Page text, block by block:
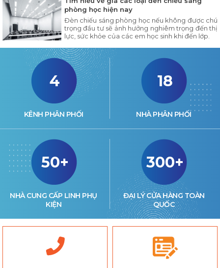
phòng học hiện nay
Đèn chiếu sáng phòng học nếu không được chú
trọng đầu tư sẽ ảnh hưởng nghiêm trọng đến thị
lực, sức khỏe của các em học sinh khi đến lớp.
4
KÊNH PHÂN PHỐI
18
NHÀ PHÂN PHỐI
50+
NHÀ CUNG CẤP LINH PHỤ
KIỆN
300+
ĐẠI LÝ CỬA HÀNG TOÀN
QUỐC